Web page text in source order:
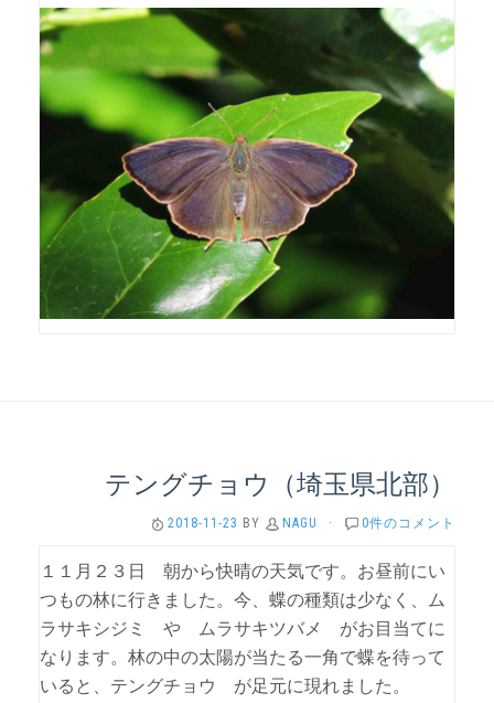
テングチョウ（埼玉県北部）
2018-11-23 BY NAGU · 0件のコメント
１１月２３日 朝から快晴の天気です。お昼前にい
つもの林に行きました。今、蝶の種類は少なく、ム
ラサキシジミ や ムラサキツバメ がお目当てに
なります。林の中の太陽が当たる一角で蝶を待って
いると、テングチョウ が足元に現れました。